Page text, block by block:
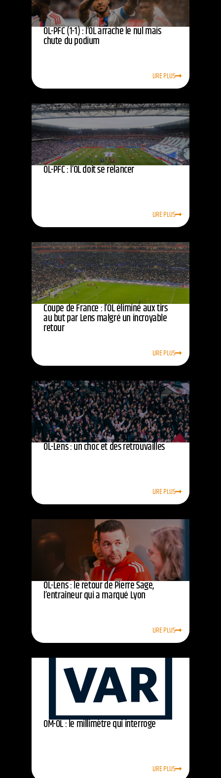
OL-PFC (1-1) : l’OL arrache le nul mais
chute du podium
LIRE PLUS
OL-PFC : l’OL doit se relancer
LIRE PLUS
Coupe de France : l’OL éliminé aux tirs
au but par Lens malgré un incroyable
retour
LIRE PLUS
OL-Lens : un choc et des retrouvailles
LIRE PLUS
OL-Lens : le retour de Pierre Sage,
l’entraîneur qui a marqué Lyon
LIRE PLUS
OM-OL : le millimètre qui interroge
LIRE PLUS